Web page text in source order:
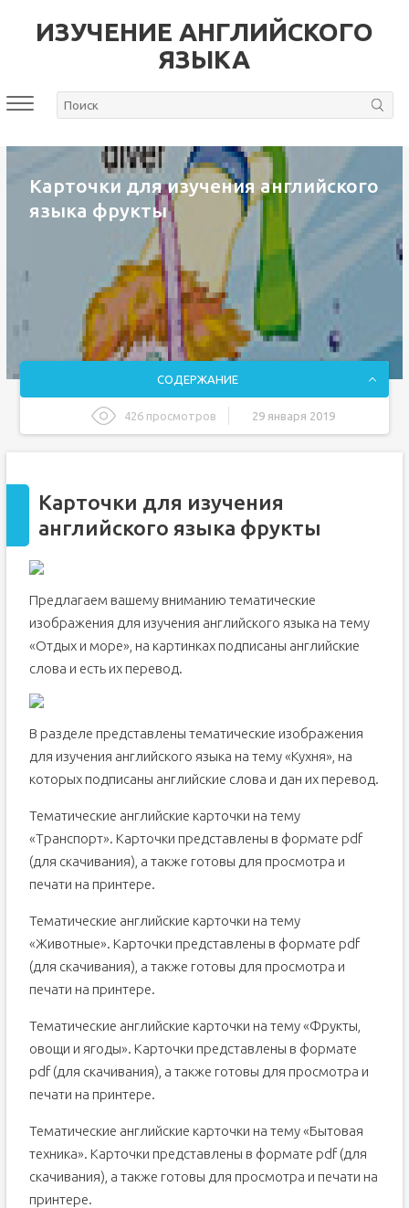
ИЗУЧЕНИЕ АНГЛИЙСКОГО
ЯЗЫКА
Карточки для изучения английского
языка фрукты
СОДЕРЖАНИЕ
426 просмотров 29 января 2019
Словосочетания слов на тему фрукты
Фрукты на английском для детей: да здравствуют
‘’вкусные’’ уроки!
Карточки для изучения
английского языка фрукты
Предлагаем вашему вниманию тематические
изображения для изучения английского языка на тему
«Отдых и море», на картинках подписаны английские
слова и есть их перевод.
В разделе представлены тематические изображения
для изучения английского языка на тему «Кухня», на
которых подписаны английские слова и дан их перевод.
Тематические английские карточки на тему
«Транспорт». Карточки представлены в формате pdf
(для скачивания), а также готовы для просмотра и
печати на принтере.
Тематические английские карточки на тему
«Животные». Карточки представлены в формате pdf
(для скачивания), а также готовы для просмотра и
печати на принтере.
Тематические английские карточки на тему «Фрукты,
овощи и ягоды». Карточки представлены в формате
pdf (для скачивания), а также готовы для просмотра и
печати на принтере.
Тематические английские карточки на тему «Бытовая
техника». Карточки представлены в формате pdf (для
скачивания), а также готовы для просмотра и печати на
принтере.